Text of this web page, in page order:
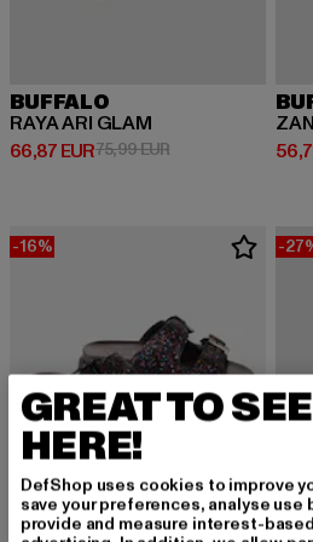
BUFFALO
RAYA ARI GLAM
66,87 EUR
Derzeitiger Preis: 66,87 EUR
75,99 EURAktionspreis: 75,99
-16% -
GREAT TO
HERE!
DefShop uses cookies to improve
save your preferences, analyse use
provide and measure interest-